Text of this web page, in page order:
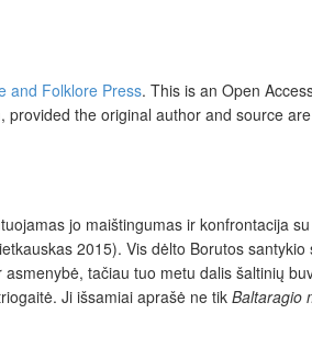
and Folklore Press. This is an Open
the original author and source
jo maištingumas ir konfrontacija
2015). Vis dėlto Borutos
tačiau tuo metu dalis šaltinių
Ji išsamiai aprašė ne tik Baltaragio